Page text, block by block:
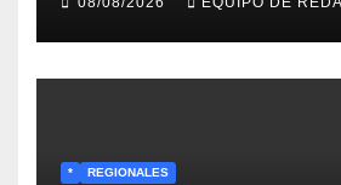
económico
* REGIONALES